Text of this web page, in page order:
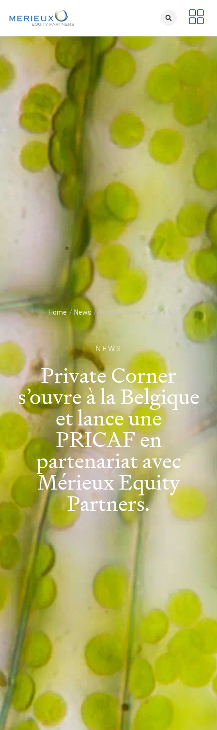
Home / News / Private Corner s’ouvre à...
NEWS
Private Corner
s’ouvre à la Belgique
et lance une
PRICAF en
partenariat avec
Mérieux Equity
Partners.